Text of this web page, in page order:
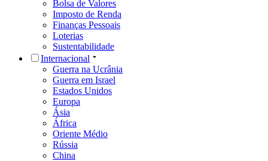
Bolsa de Valores
Imposto de Renda
Finanças Pessoais
Loterias
Sustentabilidade
Internacional
Guerra na Ucrânia
Guerra em Israel
Estados Unidos
Europa
Ásia
África
Oriente Médio
Rússia
China